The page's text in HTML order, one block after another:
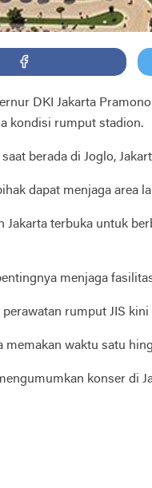
DKI Jakarta
kondisi rumput stadion.
berada di Joglo,
dapat menjaga area
Jakarta terbuka untuk
menjaga
rumput JIS
memakan waktu satu
konser di